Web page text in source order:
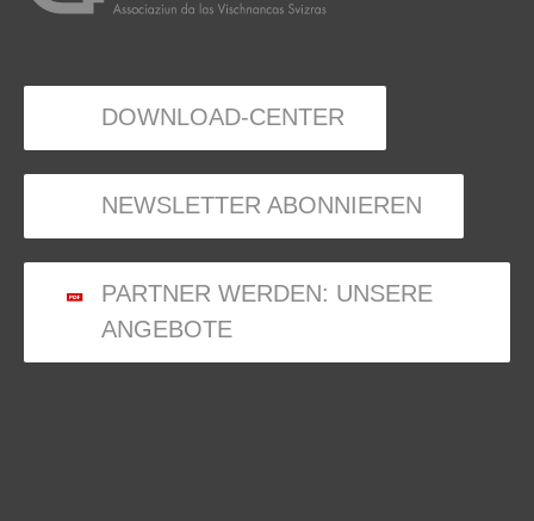
DOWNLOAD-CENTER
NEWSLETTER ABONNIEREN
PARTNER WERDEN: UNSERE
ANGEBOTE